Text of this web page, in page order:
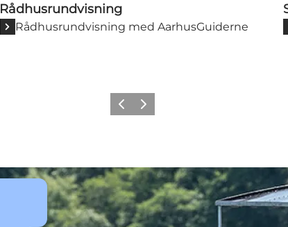
Rådhusrundvisning
Rådhusrundvisning med AarhusGuiderne
ForrigeNæste